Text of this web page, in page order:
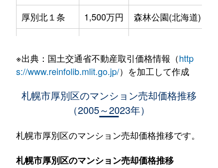
厚別北１条
1,500万円
森林公園(北海道)
厚別北３条
3,200万円
森林公園(北海道)
2,500万円
森林公園(北海道)
厚別中央１条
2,900万円
さっぽろ(札幌市営)
厚別中央１条
2,800万円
さっぽろ(札幌市営)
※出典：国土交通省不動産取引価格情報（http
s://www.reinfolib.mlit.go.jp/）を加工して作成
札幌市厚別区のマンション売却価格推移
（2005～2023年）
札幌市厚別区のマンション売却価格推移です。
札幌市厚別区のマンション売却価格推移